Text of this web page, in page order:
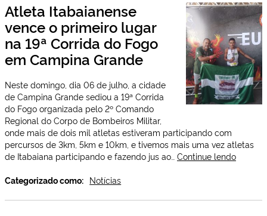
da
nossa
cidade.
Dr.
Cláudio
Neto
entrega
novos
fardamentos
equipes
da
saúde
Atleta Itabaianense
vence o primeiro lugar
na 19ª Corrida do Fogo
em Campina Grande
Neste domingo, dia 06 de julho, a cidade
de Campina Grande sediou a 19ª Corrida
do Fogo organizada pelo 2º Comando
Regional do Corpo de Bombeiros Militar,
onde mais de dois mil atletas estiveram participando com
percursos de 3km, 5km e 10km, e tivemos mais uma vez atletas
de Itabaiana participando e fazendo jus ao… Continue lendoAtleta
primeiro
Categorizado como: Notícias